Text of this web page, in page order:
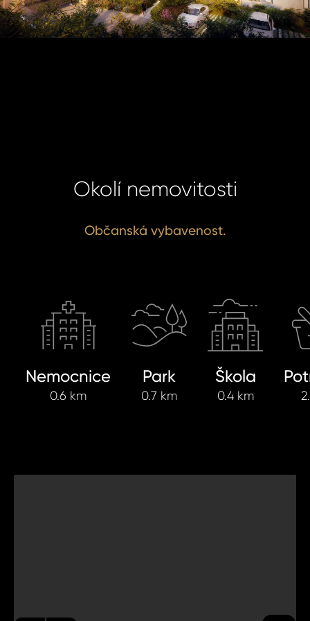
Okolí nemovitosti
Občanská vybavenost.
Nemocnice
0.6 km
Park
0.7 km
Škola
0.4 km